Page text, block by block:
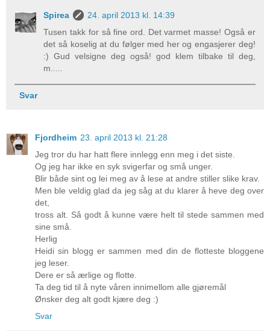
Spirea
24. april 2013 kl. 14:39
Tusen takk for så fine ord. Det varmet masse! Også er
det så koselig at du følger med her og engasjerer deg!
:) Gud velsigne deg også! god klem tilbake til deg,
m.....
Svar
Fjordheim 23. april 2013 kl. 21:28
Jeg tror du har hatt flere innlegg enn meg i det siste.
Og jeg har ikke en syk svigerfar og små unger.
Blir både sint og lei meg av å lese at andre stiller slike krav.
Men ble veldig glad da jeg såg at du klarer å heve deg over
det,
tross alt. Så godt å kunne være helt til stede sammen med
sine små.
Herlig
Heidi sin blogg er sammen med din de flotteste bloggene
jeg leser.
Dere er så ærlige og flotte.
Ta deg tid til å nyte våren innimellom alle gjøremål
Ønsker deg alt godt kjære deg :)
Svar